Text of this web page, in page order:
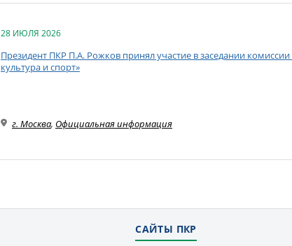
28 ИЮЛЯ 2026
Президент ПКР П.А. Рожков принял участие в заседании
культура и спорт»
г. Москва, Официальная информация
САЙТЫ ПКР